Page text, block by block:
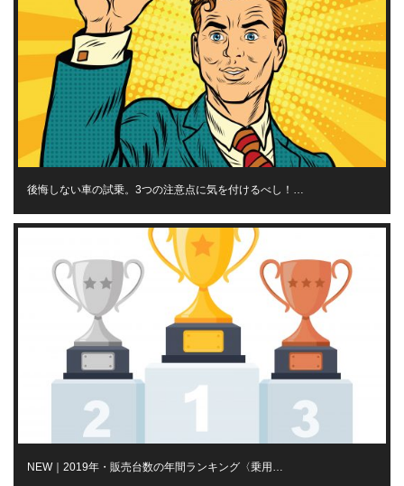
後悔しない車の試乗。3つの注意点に気を付けるべし！…
NEW｜2019年・販売台数の年間ランキング〈乗用…